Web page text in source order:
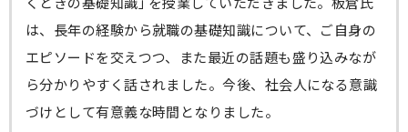
は、長年の経験から就職の基礎知識について、ご自身の
エピソードを交えつつ、また最近の話題も盛り込みなが
ら分かりやすく話されました。今後、社会人になる意識
づけとして有意義な時間となりました。